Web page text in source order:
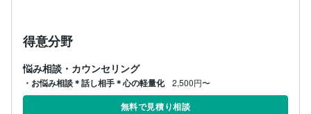
得意分野
悩み相談・カウンセリング
・お悩み相談＊話し相手＊心の軽量化 2,500円〜
無料で見積り相談